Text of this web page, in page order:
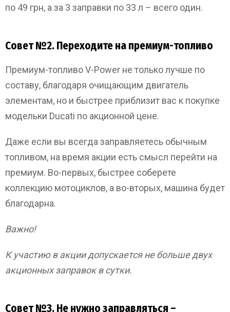
по 49 грн, а за 3 заправки по 33 л – всего один.
Совет №2. Переходите на премиум-топливо
Премиум-топливо V-Power не только лучше по
составу, благодаря очищающим двигатель
элементам, но и быстрее приблизит вас к покупке
модельки Ducati по акционной цене.
Даже если вы всегда заправляетесь обычным
топливом, на время акции есть смысл перейти на
премиум. Во-первых, быстрее соберете
коллекцию мотоциклов, а во-вторых, машина будет
благодарна.
Важно!
К участию в акции допускается не больше двух
акционных заправок в сутки.
Совет №3. Не нужно заправляться –